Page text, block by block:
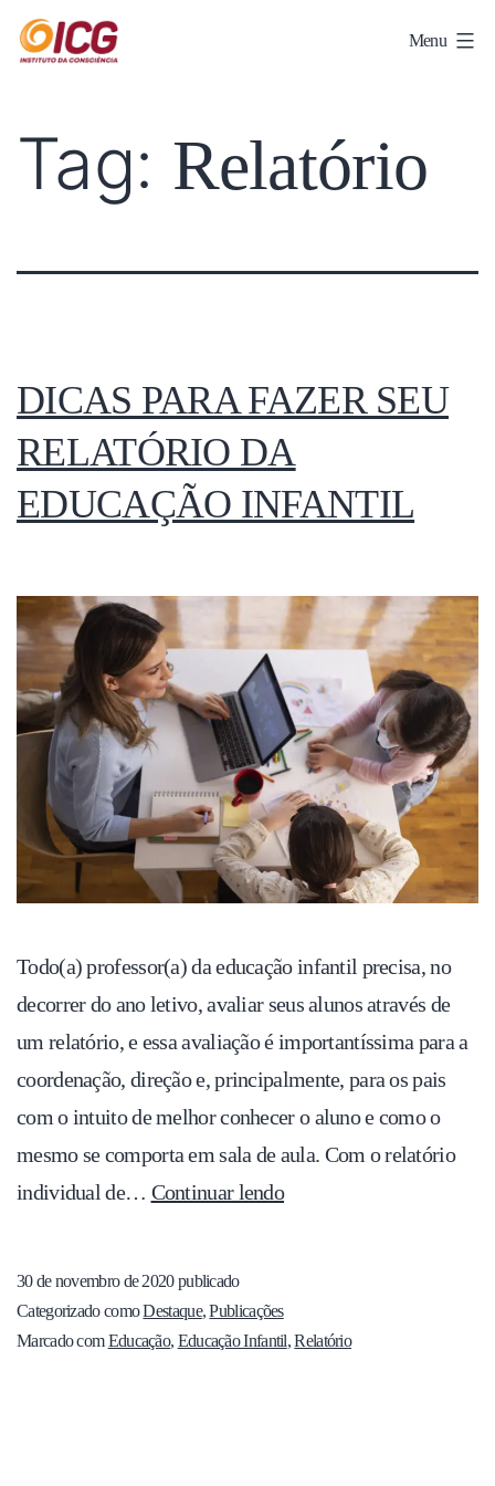
Menu
Tag: Relatório
DICAS PARA FAZER SEU
RELATÓRIO DA
EDUCAÇÃO INFANTIL
Todo(a) professor(a) da educação infantil precisa, no
decorrer do ano letivo, avaliar seus alunos através de
um relatório, e essa avaliação é importantíssima para a
coordenação, direção e, principalmente, para os pais
com o intuito de melhor conhecer o aluno e como o
mesmo se comporta em sala de aula. Com o relatório
individual de… Continuar lendo
30 de novembro de 2020publicado
Categorizado comoDestaque,Publicações
Marcado comEducação, Educação Infantil,Relatório